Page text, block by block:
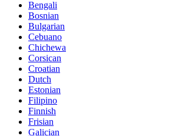
Bengali
Bosnian
Bulgarian
Cebuano
Chichewa
Corsican
Croatian
Dutch
Estonian
Filipino
Finnish
Frisian
Galician